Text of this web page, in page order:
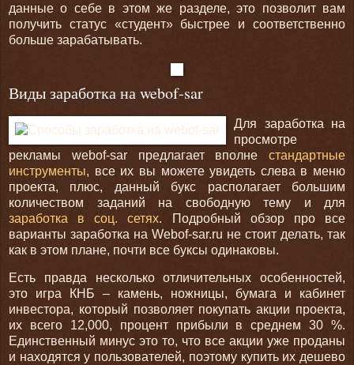
данные о себе в этом же разделе, это позволит вам
получить статус «студент» быстрее и соответственно
больше зарабатывать.
Виды заработка на webof-sar
Для заработка на
просмотре
рекламы webof-sar предлагает вполне стандартные
инструменты, все их вы можете увидеть слева в меню
проекта, плюс, данный букс располагает большим
количеством заданий на свободную тему и для
заработка в соц. сетях. Подробный обзор про все
варианты заработка на Webof-sar.ru не стоит делать, так
как в этом плане, почти все буксы одинаковы.
Есть правда несколько отличительных особенностей,
это игра КНБ – камень, ножницы, бумага и кабинет
инвестора, который позволяет покупать акции проекта,
их всего 12,000, процент прибыли в среднем 30 %.
Единственный минус это то, что все акции уже проданы
и находятся у пользователей, поэтому купить их дешево